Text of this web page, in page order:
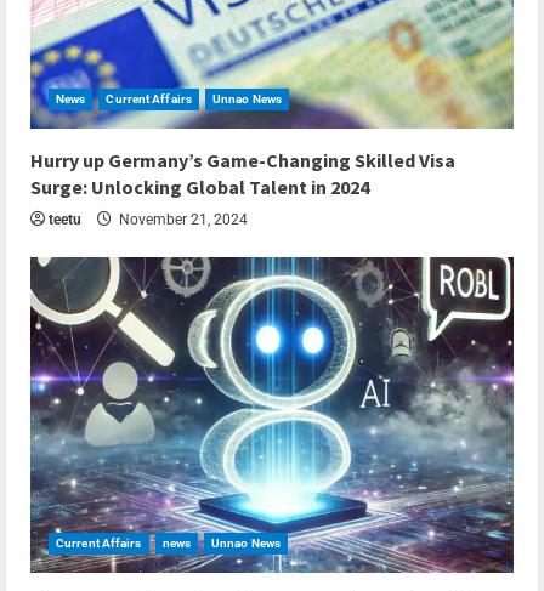
News Current Affairs Unnao News
Hurry up Germany’s Game-Changing Skilled Visa
Surge: Unlocking Global Talent in 2024
teetu November 21, 2024
Current Affairs news Unnao News